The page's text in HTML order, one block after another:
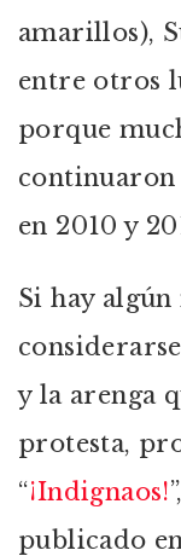
amarillos),
entre otros
porque
continuaron
en 2010 y
Si hay
y la arenga
protesta,
“¡Indignaos!
publicado